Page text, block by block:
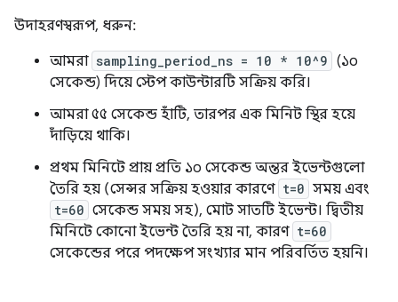
উদাহরণস্বরূপ, ধরুন:
আমরা sampling_period_ns = 10 * 10^9 (১০
সেকেন্ড) দিয়ে স্টেপ কাউন্টারটি সক্রিয় করি।
আমরা ৫৫ সেকেন্ড হাঁটি, তারপর এক মিনিট স্থির হয়ে
দাঁড়িয়ে থাকি।
প্রথম মিনিটে প্রায় প্রতি ১০ সেকেন্ড অন্তর ইভেন্টগুলো
তৈরি হয় (সেন্সর সক্রিয় হওয়ার কারণে t=0 সময় এবং
t=60 সেকেন্ড সময় সহ), মোট সাতটি ইভেন্ট। দ্বিতীয়
মিনিটে কোনো ইভেন্ট তৈরি হয় না, কারণ t=60
সেকেন্ডের পরে পদক্ষেপ সংখ্যার মান পরিবর্তিত হয়নি।